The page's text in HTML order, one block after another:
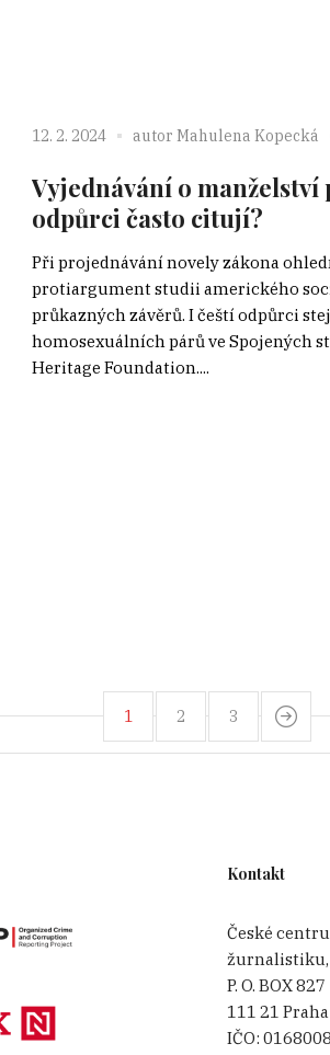
12. 2. 2024 autor Mahulena Kopecká
Vyjednávání o
odpůrci často citují?
Při projednávání novely zákona
protiargument studii amerického
průkazných závěrů. I čeští odpůrci
homosexuálních párů ve Spojených
Heritage Foundation....
1 2 3
Kontakt
České
žurnalistiku,
P. O. BOX 827
111 21 Praha
IČO: